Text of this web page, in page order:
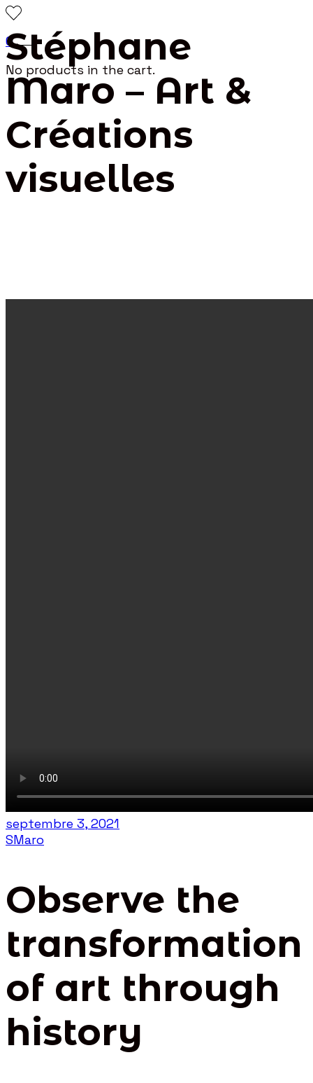
0
No products in the cart.
Stéphane
Maro – Art &
Créations
visuelles
septembre 3, 2021
SMaro
Observe the
transformation
of art through
history